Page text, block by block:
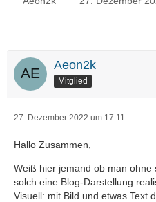
Aeon2k
Mitglied
27. Dezember 2022 um 17:11
Hallo Zusammen,
Weiß hier jemand ob man ohne
solch eine Blog-Darstellung
Visuell: mit Bild und etwas Text